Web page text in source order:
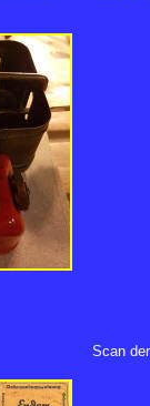
Scan